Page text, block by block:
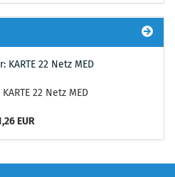
22 Netz MED
EUR